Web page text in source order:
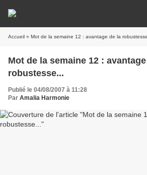
Accueil » Mot de la semaine 12 : avantage de la
Mot de la semaine 12 :
robustesse...
Publié le 04/08/2007 à 11:28
Par Amalia Harmonie